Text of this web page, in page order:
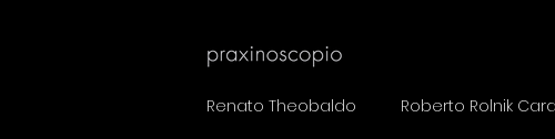
Renato Theobaldo Roberto Rolnik